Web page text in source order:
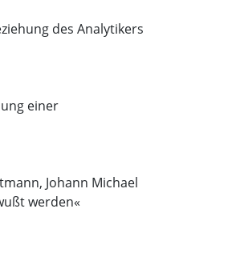
des Analytikers
einer
Johann Michael
werden«